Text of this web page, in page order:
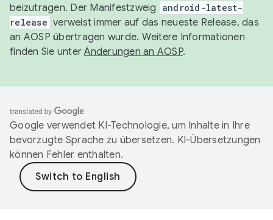
beizutragen. Der Manifestzweig
android-latest-
release verweist immer auf das neueste Release, das
an AOSP übertragen wurde. Weitere Informationen
finden Sie unterÄnderungen an AOSP.
Google verwendet KI-Technologie, um Inhalte in Ihre
bevorzugte Sprache zu übersetzen. KI-Übersetzungen
können Fehler enthalten.